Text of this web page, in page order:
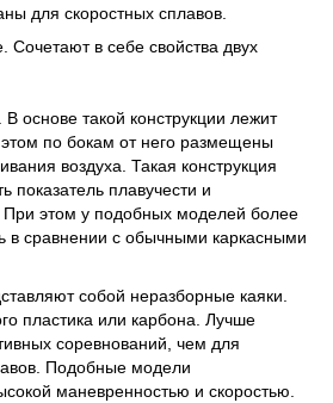
для скоростных сплавов.
Сочетают в себе свойства двух
основе такой конструкции лежит
этом по бокам от него размещены
воздуха. Такая конструкция
показатель плавучести и
При этом у подобных моделей более
в сравнении с обычными каркасными
собой неразборные каяки.
пластика или карбона. Лучше
соревнований, чем для
Подобные модели
маневренностью и скоростью.